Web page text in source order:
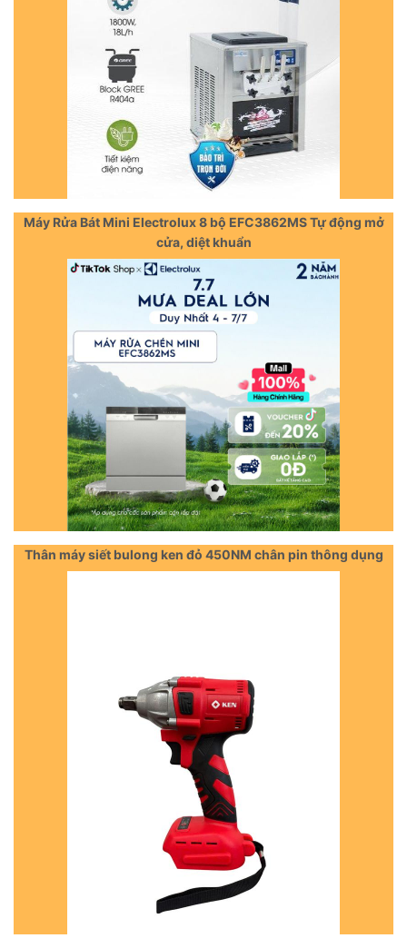
Máy Rửa Bát Mini Electrolux 8 bộ EFC3862MS Tự động mở
cửa, diệt khuẩn
Thân máy siết bulong ken đỏ 450NM chân pin thông dụng